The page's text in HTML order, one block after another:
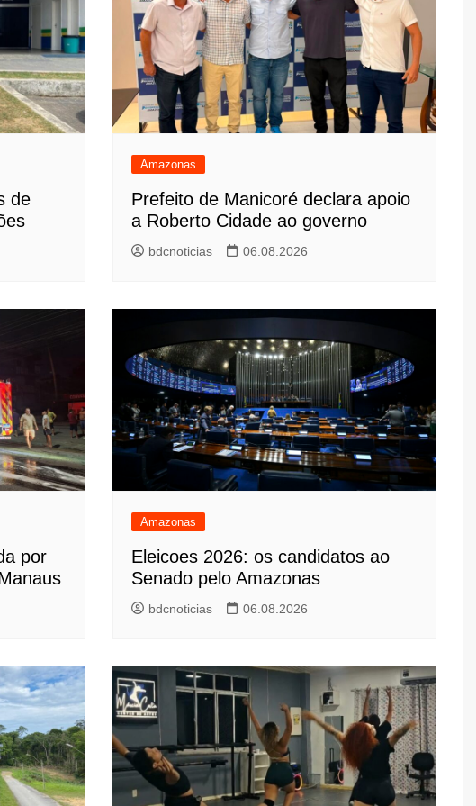
de
Amazonas
Prefeito de Manicoré declara apoio
a Roberto Cidade ao governo
bdcnoticias 06.08.2026
por
Amazonas
Eleicoes 2026: os candidatos ao
Senado pelo Amazonas
bdcnoticias 06.08.2026